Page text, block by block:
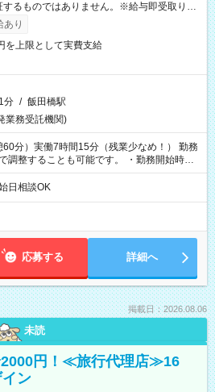
るものではありません。※給与即受取りサ
条件有）
あり
を上限として実費支給
分 / 飯田橋駅
業務受託機関)
分）実働7時間15分（残業少なめ！） 勤務
調整することも可能です。 ・勤務開始時
勤務終了時間 16:00～17:15 ・実働
日相談OK
応募する 詳細へ
掲載日：2026.08.06
未読
2000円！≪旅行代理店≫16
ン